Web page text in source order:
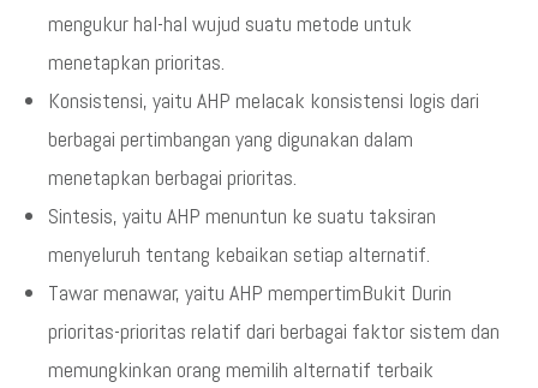
mengukur hal-hal wujud suatu metode untuk
menetapkan prioritas.
Konsistensi, yaitu AHP melacak konsistensi logis dari
berbagai pertimbangan yang digunakan dalam
menetapkan berbagai prioritas.
Sintesis, yaitu AHP menuntun ke suatu taksiran
menyeluruh tentang kebaikan setiap alternatif.
Tawar menawar, yaitu AHP mempertimBukit Durin
prioritas-prioritas relatif dari berbagai faktor sistem dan
memungkinkan orang memilih alternatif terbaik